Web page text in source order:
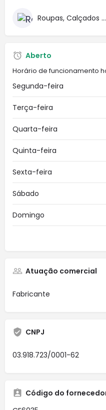
Roupas, Calçados e Acessórios
Aberto
Horário de funcionamento
Segunda-feira
Terça-feira
Quarta-feira
Quinta-feira
Sexta-feira
Sábado
Domingo
Atuação comercial
Fabricante
CNPJ
03.918.723/0001-62
Código do